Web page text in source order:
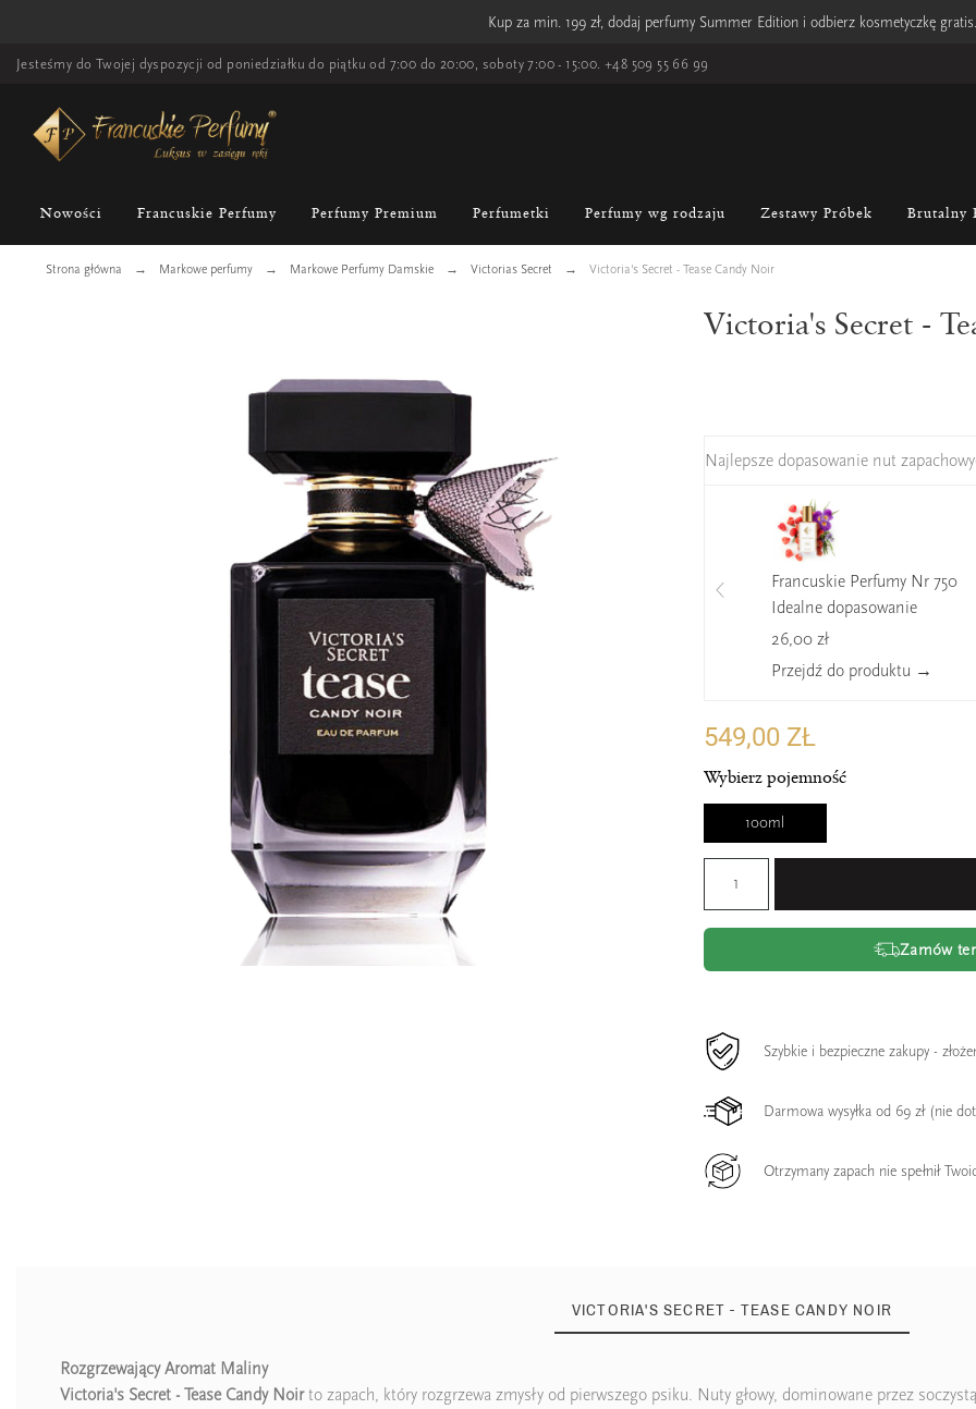
Kup za min. 199 zł, dodaj perfumy Summer Edition i odbierz kosmetyczkę gratis.
Jesteśmy do Twojej dyspozycji od poniedziałku do piątku od 7:00 do 20:00, soboty 7:00 - 15:00. +48 509 55 66 99
Nowości Francuskie Perfumy Perfumy Premium Perfumetki Perfumy wg rodzaju Zestawy Próbek Brutalny
Strona główna Markowe perfumy Markowe Perfumy Damskie Victorias Secret Victoria's Secret - Tease Candy Noir
Victoria's Secret -
Najlepsze dopasowanie nut
Francuskie Perfumy Nr 750
Idealne dopasowanie
26,00 zł
Przejdź do produktu →
549,00 ZŁ
Wybierz pojemność
100ml
Zamów
Szybkie i bezpieczne zakupy -
Darmowa wysyłka od 69 zł (nie
Otrzymany zapach nie spełnił
VICTORIA'S SECRET - TEASE CANDY NOIR
Rozgrzewający Aromat Maliny
Victoria's Secret - Tease Candy Noirto zapach, który rozgrzewa zmysły od pierwszego psiku. Nuty głowy, dominowane przez